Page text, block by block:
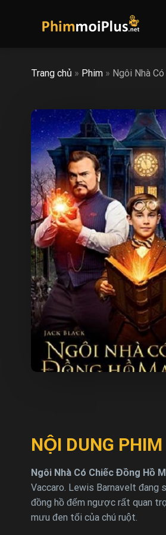
Trang chủ » Phim » Ngôi Nhà
NỘI DUNG PHIM
Ngôi Nhà Có Chiếc Đồng Hồ
Vaccaro. Lewis Barnavelt đang
đồng hồ đếm ngược rất quan
mưu đen tối của chú ruột.